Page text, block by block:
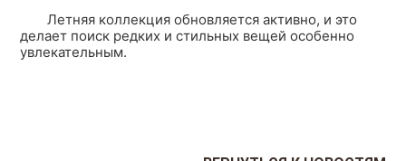
Летняя коллекция обновляется активно, и это
делает поиск редких и стильных вещей особенно
увлекательным.